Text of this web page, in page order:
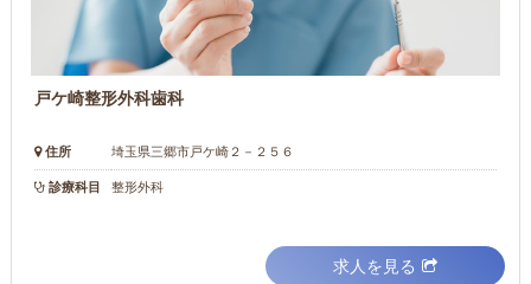
戸ケ崎整形外科歯科
住所 埼玉県三郷市戸ケ崎２－２５６
診療科目 整形外科
求人を見る